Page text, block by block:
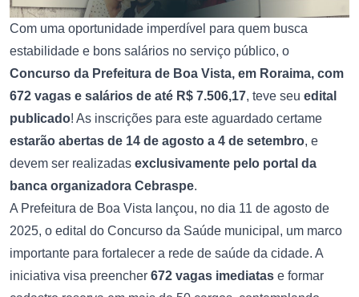
Com uma oportunidade imperdível para quem busca
estabilidade e bons salários no serviço público, o
Concurso da Prefeitura de Boa Vista, em Roraima, com
672 vagas e salários de até R$ 7.506,17, teve seu edital
publicado! As inscrições para este aguardado certame
estarão abertas de 14 de agosto a 4 de setembro, e
devem ser realizadas exclusivamente pelo portal da
banca organizadora Cebraspe.
A Prefeitura de Boa Vista lançou, no dia 11 de agosto de
2025, o edital do Concurso da Saúde municipal, um marco
importante para fortalecer a rede de saúde da cidade. A
iniciativa visa preencher 672 vagas imediatas e formar